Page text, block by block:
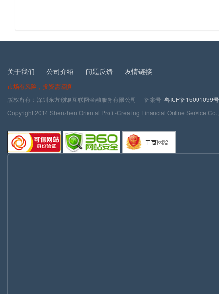
关于我们 公司介绍 问题反馈 友情链接
市场有风险，投资需谨慎
版权所有：深圳东方创银互联网金融服务有限公司 备案号 粤ICP备16001099
Copyright 2014 Shenzhen Oriental Profit-Creating Financial Online Service